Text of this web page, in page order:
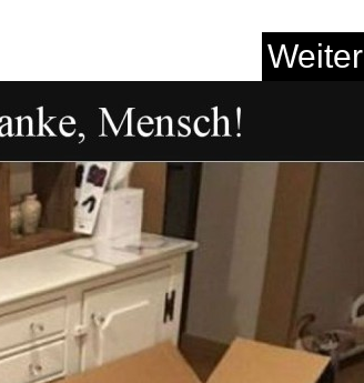
Controller
Anzeige
Weiter